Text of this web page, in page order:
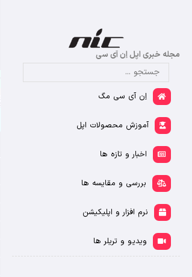
مجله خبری اپل اِن آی سی
اِن آی سی مگ
آموزش محصولات اپل
اخبار و تازه ها
بررسی و مقایسه ها
نرم افزار و اپلیکیشن
ویدیو و تریلر ها